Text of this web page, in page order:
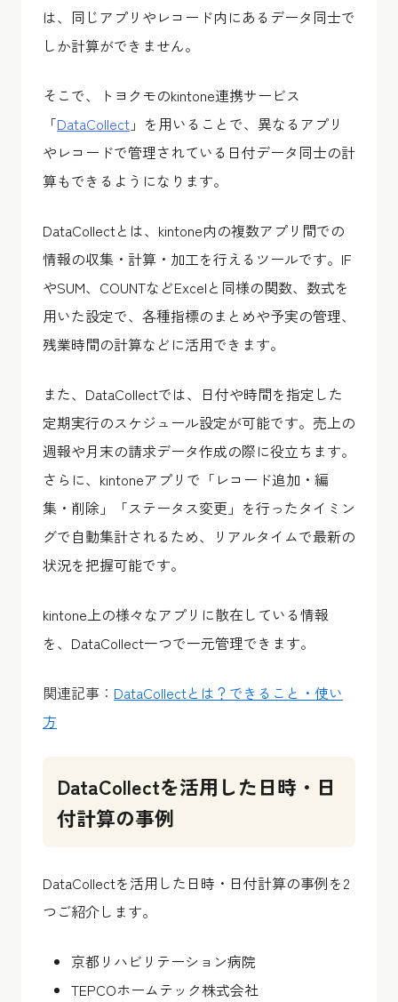
は、同じアプリやレコード内にあるデータ同士で
しか計算ができません。
そこで、トヨクモのkintone連携サービス
「DataCollect 」を用いることで、異なるアプリ
やレコードで管理されている日付データ同士の計
算もできるようになります。
DataCollectとは、kintone内の複数アプリ間での
情報の収集・計算・加工を行えるツールです。IF
やSUM、COUNTなどExcelと同様の関数、数式を
用いた設定で、各種指標のまとめや予実の管理、
残業時間の計算などに活用できます。
また、 DataCollectでは、日付や時間を指定した
定期実行のスケジュール設定が可能です。売上の
週報や月末の請求データ作成の際に役立ちます。
さらに、kintoneアプリで「レコード追加・編
集・削除」「ステータス変更」を行ったタイミン
グで自動集計されるため、リアルタイムで最新の
状況を把握可能です。
kintone上の様々なアプリに散在している情報
を、 DataCollect一つで一元管理できます。
関連記事： DataCollectとは？できること・使い
方
DataCollectを活用した日時・日
付計算の事例
DataCollectを活用した日時・日付計算の事例を2
つご紹介します。
京都リハビリテーション病院
TEPCOホームテック株式会社